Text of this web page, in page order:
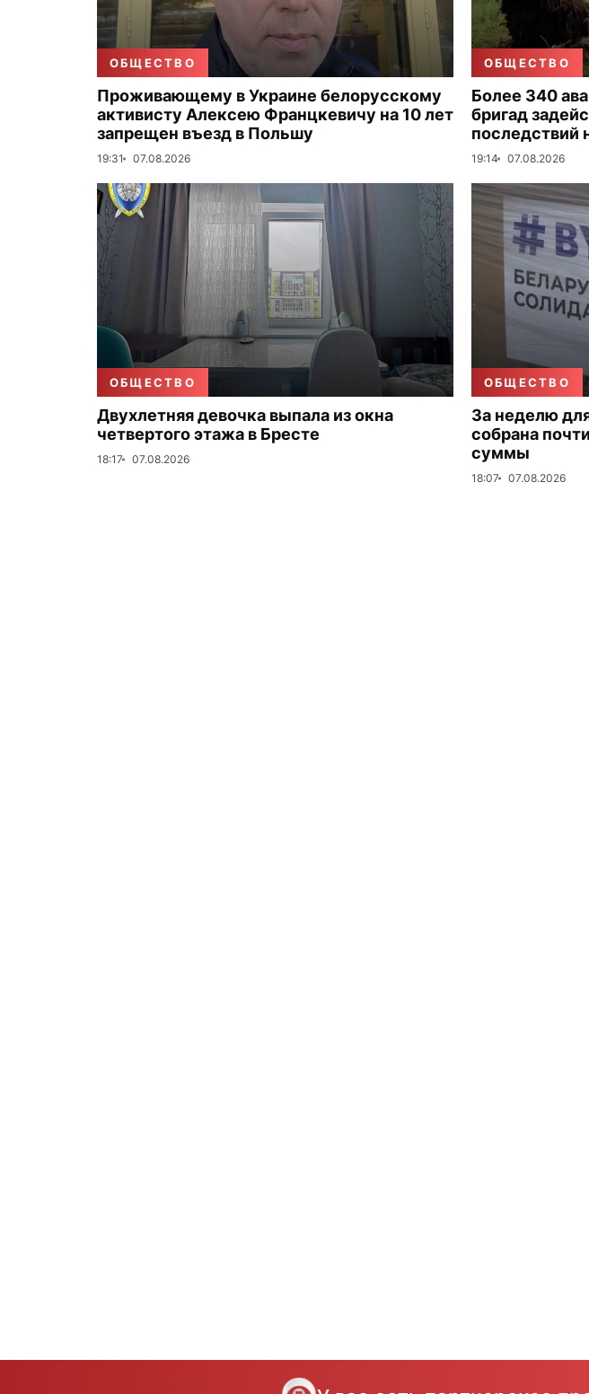
ОБЩЕСТВО
Проживающему в Украине белорусскому
активисту Алексею Францкевичу на 10 лет
запрещен въезд в Польшу
19:31 07.08.2026
ОБЩЕСТВО
Более 340
бригад
последствий
19:14 07.08.2026
ОБЩЕСТВО
Двухлетняя девочка выпала из окна
четвертого этажа в Бресте
18:17 07.08.2026
ОБЩЕСТВО
За неделю
собрана
суммы
18:07 07.08.2026